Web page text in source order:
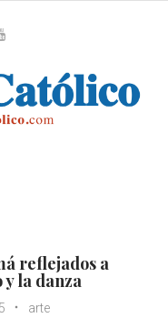
reflejados a
la danza
arte